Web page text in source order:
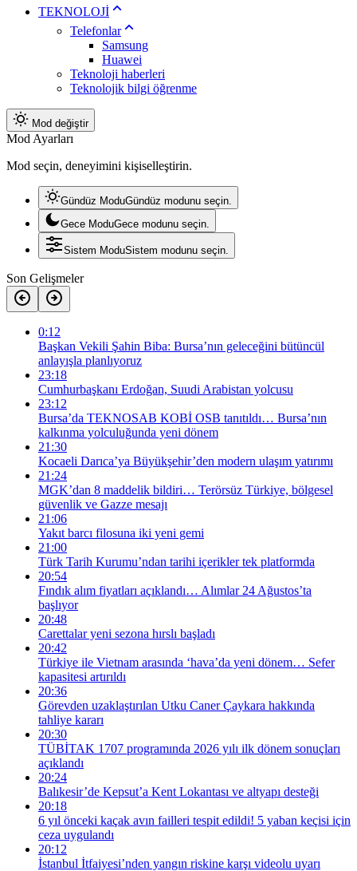
TEKNOLOJİ
Telefonlar
Samsung
Huawei
Teknoloji haberleri
Teknolojik bilgi öğrenme
Mod değiştir
Mod Ayarları
Mod seçin, deneyimini kişiselleştirin.
Gündüz ModuGündüz modunu seçin.
Gece ModuGece modunu seçin.
Sistem ModuSistem modunu seçin.
Son Gelişmeler
0:12
Başkan Vekili Şahin Biba: Bursa’nın geleceğini bütüncül
anlayışla planlıyoruz
23:18
Cumhurbaşkanı Erdoğan, Suudi Arabistan yolcusu
23:12
Bursa’da TEKNOSAB KOBİ OSB tanıtıldı… Bursa’nın
kalkınma yolculuğunda yeni dönem
21:30
Kocaeli Darıca’ya Büyükşehir’den modern ulaşım yatırımı
21:24
MGK’dan 8 maddelik bildiri… Terörsüz Türkiye, bölgesel
güvenlik ve Gazze mesajı
21:06
Yakıt barcı filosuna iki yeni gemi
21:00
Türk Tarih Kurumu’ndan tarihi içerikler tek platformda
20:54
Fındık alım fiyatları açıklandı… Alımlar 24 Ağustos’ta
başlıyor
20:48
Carettalar yeni sezona hırslı başladı
20:42
Türkiye ile Vietnam arasında ‘hava’da yeni dönem… Sefer
kapasitesi artırıldı
20:36
Görevden uzaklaştırılan Utku Caner Çaykara hakkında
tahliye kararı
20:30
TÜBİTAK 1707 programında 2026 yılı ilk dönem sonuçları
açıklandı
20:24
Balıkesir’de Kepsut’a Kent Lokantası ve altyapı desteği
20:18
6 yıl önceki kaçak avın failleri tespit edildi! 5 yaban keçisi için
ceza uygulandı
20:12
İstanbul İtfaiyesi’nden yangın riskine karşı videolu uyarı